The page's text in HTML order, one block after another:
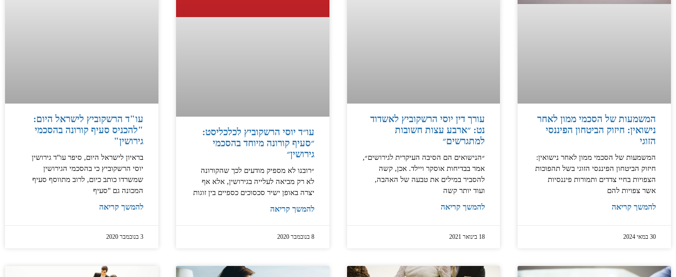
המשמעות של הסכמי ממון לאחר
נישואין: חיזוק הביטחון הפיננסי
הזוגי
המשמעות של הסכמי ממון לאחר נישואין:
חיזוק הביטחון הפיננסי הזוגי בשל תהפוכות
הצפויות בחיי צדדים ותמורות פיננסיות
אשר צפויות להם
להמשך קריאה
30 במאי 2024
עורך דין יוסי הרשקוביץ לאשדוד
נט: ״ארבע עצות חשובות
למתגרשים״
״הנישואים הם הסיבה העיקרית לגירושים״,
אמר בבדיחות אוסקר ויילד. אכן, קשה
להסביר במילים את טבעה של האהבה,
ועוד יותר קשה
להמשך קריאה
18 בינואר 2021
עו״ד יוסי הרשקוביץ לכלכליסט:
״סעיף קורונה מיוחד בהסכמי
גירושין״
״רובנו לא מספיק מודעים לכך שהקורונה
לא רק מביאה לעלייה בגירושין, אלא אף
יצרה באופן ישיר סכסוכים כספיים בין זוגות
להמשך קריאה
8 בנובמבר 2020
עו"ד הרשקוביץ לישראל היום:
"להכניס סעיף קורונה בהסכמי
גירושין"
בראיון לישראל היום, סיפר עו"ד גירושין
יוסי הרשקוביץ כי בהסכמי הגירושין
שמשרדו כותב כיום, לרוב מתווסף סעיף
המכונה גם "סעיף
להמשך קריאה
3 בנובמבר 2020